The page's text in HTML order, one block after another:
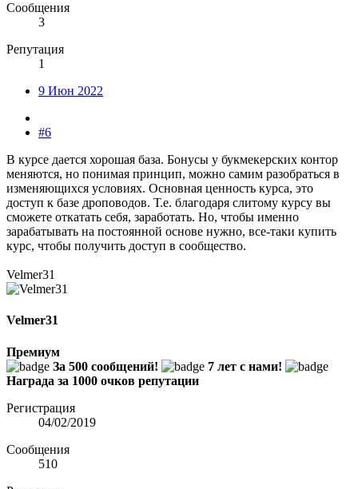
Сообщения
3
Репутация
1
9 Июн 2022
#6
В курсе дается хорошая база. Бонусы у букмекерских контор
меняются, но понимая принцип, можно самим разобраться в
изменяющихся условиях. Основная ценность курса, это
доступ к базе дроповодов. Т.е. благодаря слитому курсу вы
сможете откатать себя, заработать. Но, чтобы именно
зарабатывать на постоянной основе нужно, все-таки купить
курс, чтобы получить доступ в сообщество.
Velmer31
Velmer31
Премиум
За 500 сообщений!
7 лет с нами!
Награда за 1000 очков репутации
Регистрация
04/02/2019
Сообщения
510